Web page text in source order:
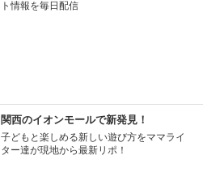
ト情報を毎日配信
関西のイオンモールで新発見！
子どもと楽しめる新しい遊び方をママライ
ター達が現地から最新リポ！